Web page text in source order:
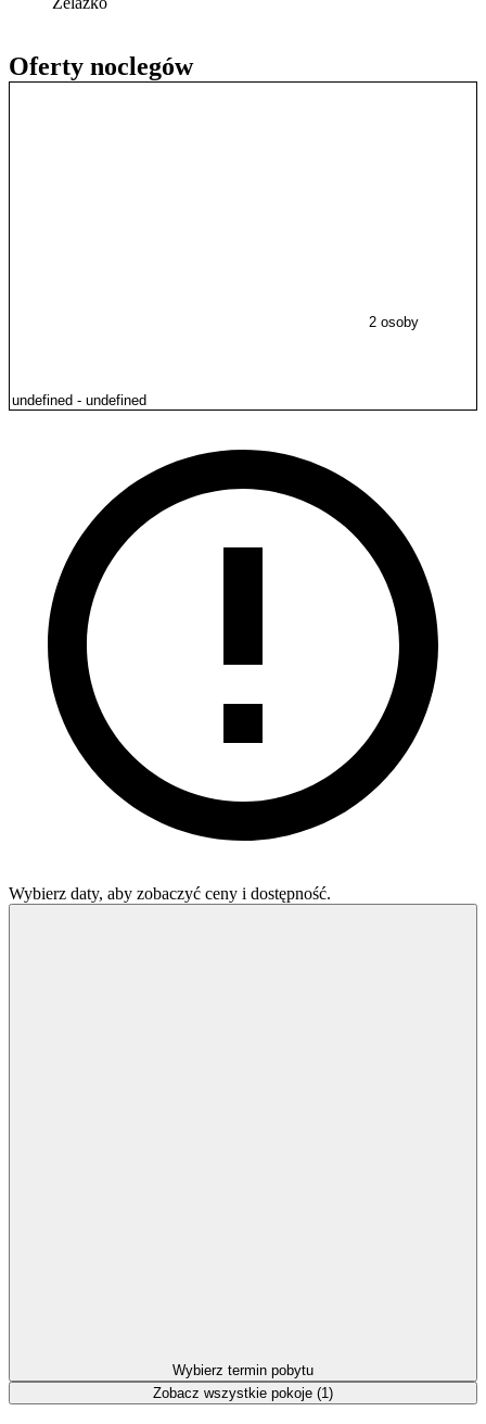
Oferty noclegów
2 osoby
Wybierz daty, aby zobaczyć ceny i dostępność.
Wybierz termin pobytu
Zobacz wszystkie pokoje (1)